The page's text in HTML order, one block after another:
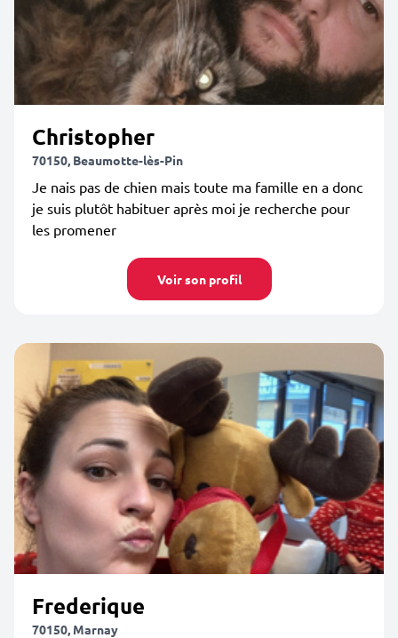
Christopher
70150, Beaumotte-lès-Pin
Je nais pas de chien mais toute ma famille en a donc
je suis plutôt habituer après moi je recherche pour
les promener
Voir son profil
Frederique
70150, Marnay